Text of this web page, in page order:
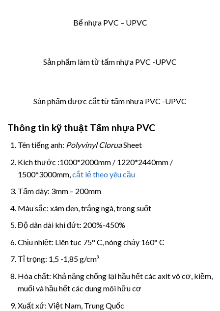
Bể nhựa PVC – UPVC
Sản phẩm làm từ tấm nhựa PVC -UPVC
Sản phẩm được cắt từ tấm nhựa PVC -UPVC
Thông tin kỹ thuật Tấm nhựa PVC
Tên tiếng anh: Polyvinyl CloruaSheet
Kích thước :1000*2000mm / 1220*2440mm /
1500*3000mm, cắt lẻ theo yêu cầu
Tấm dày: 3mm – 200mm
Màu sắc: xám đen, trắng ngà, trong suốt
Độ dãn dài khi đứt: 200%-450%
Chịu nhiệt: Liên tục 75° C, nóng chảy 160° C
Tỉ trọng: 1,5 -1,85 g/cm³
Hóa chất: Khả năng chống lại hầu hết các axit vô cơ, kiềm,
muối và hầu hết các dung môi hữu cơ
Xuất xứ: Việt Nam, Trung Quốc